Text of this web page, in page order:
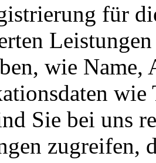
für
wie
Sie bei uns
zugreifen,